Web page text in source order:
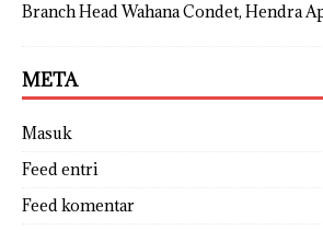
Branch Head Wahana Condet, Hendra
META
Masuk
Feed entri
Feed komentar